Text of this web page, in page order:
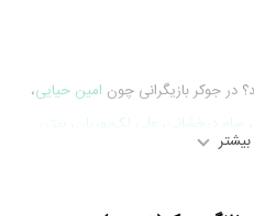
در جوکر بازیگرانی چون امین حیایی،
سام درخشانی علی لک‌پوریان
و بازیگری پرداخته‌اند. در سریال جوکر